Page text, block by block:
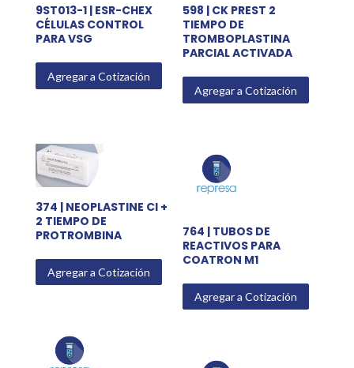
9ST013-1 | ESR-CHEX
CÉLULAS CONTROL
PARA VSG
Agregar a Cotización
598 | CK PREST 2
TIEMPO DE
TROMBOPLASTINA
PARCIAL ACTIVADA
Agregar a Cotización
374 | NEOPLASTINE CI +
2 TIEMPO DE
PROTROMBINA
Agregar a Cotización
764 | TUBOS DE
REACTIVOS PARA
COATRON M1
Agregar a Cotización